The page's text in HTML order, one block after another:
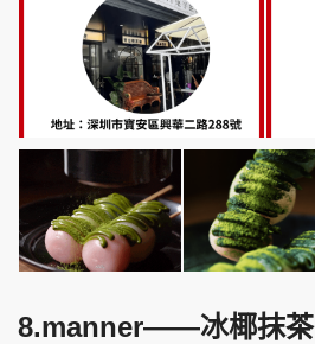
8.manner——冰椰抹茶